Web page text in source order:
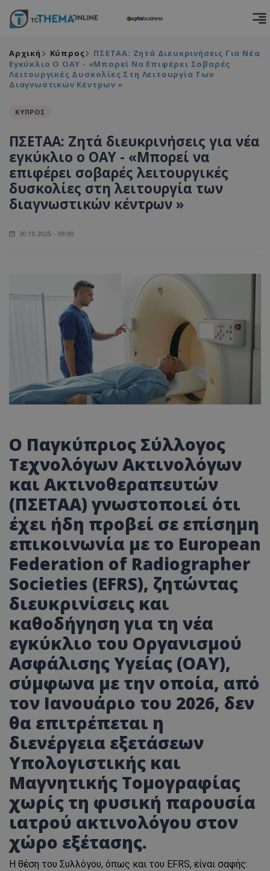
Αρχική Κύπρος
ΠΣΕΤΑΑ: Ζητά Διευκρινήσεις Για Νέα
Εγκύκλιο Ο ΟΑΥ - «Μπορεί Να Επιφέρει Σοβαρές
Λειτουργικές Δυσκολίες Στη Λειτουργία Των
Διαγνωστικών Κέντρων »
ΚΥΠΡΟΣ
ΠΣΕΤΑΑ: Ζητά διευκρινήσεις για νέα
εγκύκλιο ο ΟΑΥ - «Μπορεί να
επιφέρει σοβαρές λειτουργικές
δυσκολίες στη λειτουργία των
διαγνωστικών κέντρων »
30.10.2025 - 09:00
Ο Παγκύπριος Σύλλογος
Τεχνολόγων Ακτινολόγων
και Ακτινοθεραπευτών
(ΠΣΕΤΑΑ) γνωστοποιεί ότι
έχει ήδη προβεί σε επίσημη
επικοινωνία με το European
Federation of Radiographer
Societies (EFRS), ζητώντας
διευκρινίσεις και
καθοδήγηση για τη νέα
εγκύκλιο του Οργανισμού
Ασφάλισης Υγείας (ΟΑΥ),
σύμφωνα με την οποία, από
τον Ιανουάριο του 2026, δεν
θα επιτρέπεται η
διενέργεια εξετάσεων
Υπολογιστικής και
Μαγνητικής Τομογραφίας
χωρίς τη φυσική παρουσία
ιατρού ακτινολόγου στον
χώρο εξέτασης.
Η θέση του Συλλόγου, όπως και του EFRS, είναι σαφής: